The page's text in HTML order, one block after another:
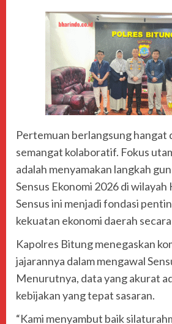
Pertemuan berlangsung hangat
semangat kolaboratif. Fokus
adalah menyamakan langkah
Sensus Ekonomi 2026 di
Sensus ini menjadi fondasi
kekuatan ekonomi daerah
Kapolres Bitung menegaskan
jajarannya dalam mengawal
Menurutnya, data yang akurat
kebijakan yang tepat sasaran.
“Kami menyambut baik